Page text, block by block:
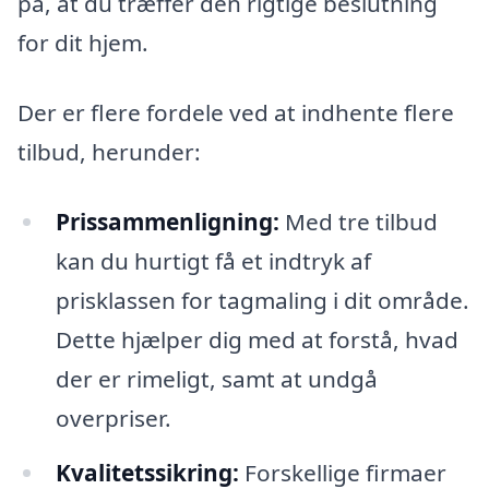
for dit hjem.
Der er flere fordele ved at indhente flere
tilbud, herunder:
Prissammenligning: Med tre tilbud
kan du hurtigt få et indtryk af
prisklassen for tagmaling i dit område.
Dette hjælper dig med at forstå, hvad
der er rimeligt, samt at undgå
overpriser.
Kvalitetssikring: Forskellige firmaer